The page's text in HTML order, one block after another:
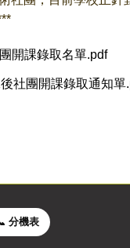
開課錄取名單.pdf
社團開課錄取通知單
分機表